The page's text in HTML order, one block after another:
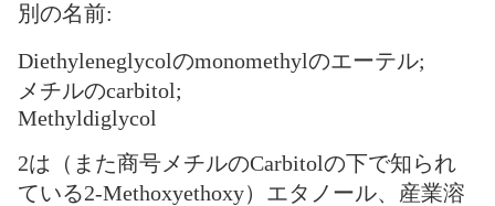
別の名前:
Diethyleneglycolのmonomethylのエーテル;
メチルのcarbitol;
Methyldiglycol
2は（また商号メチルのCarbitolの下で知られ
ている2-Methoxyethoxy）エタノール、産業溶